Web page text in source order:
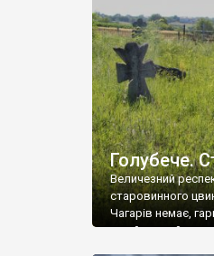
Голубече.
Величезний
старовинного
Чагарів немає,
– найкращий